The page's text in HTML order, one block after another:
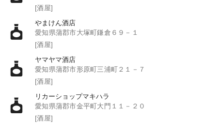
[酒屋]
やまけん酒店
愛知県蒲郡市大塚町鎌倉６９－１
[酒屋]
ヤマヤマ酒店
愛知県蒲郡市形原町三浦町２１－７
[酒屋]
リカーショップマキハラ
愛知県蒲郡市金平町大門１１－２０
[酒屋]